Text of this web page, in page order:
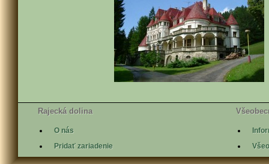
Rajecká dolina
O nás
Pridať zariadenie